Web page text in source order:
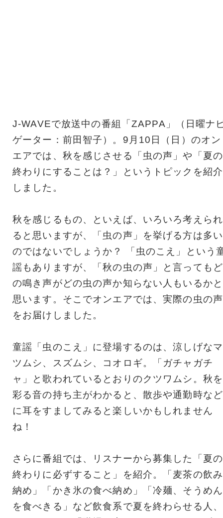
J-WAVEで放送中の番組「ZAPPA」（日曜ナ
ゲーター：前田智子）。9月10日（日）のオン
エアでは、秋を感じさせる「虫の声」や「夏の
終わりにすることは？」というトピックを紹介
しました。
秋を感じるもの、といえば、いろいろ考えられ
ると思いますが、「虫の声」を挙げる方は多い
のではないでしょうか？ 「虫のこえ」という
謡もありますが、「秋の虫の声」と言ってもど
の鳴き声がどの虫の声か知らない人もいるかと
思います。そこでオンエアでは、実際の虫の声
をお届けしました。
童謡「虫のこえ」に登場するのは、涼しげなマ
ツムシ、スズムシ、コオロギ。「ガチャガチ
ャ」と歌われているとおりのクツワムシ。秋を
彩る音の持ち主がわかると、散歩や通勤時など
に耳をすましてみると楽しいかもしれません
ね！
さらに番組では、リスナーから募集した「夏の
終わりに必ずすること」を紹介。「麦茶の飲み
納め」「かき氷の食べ納め」「冷麺、そうめん
を食べきる」など飲食系で夏を終わらせる人、